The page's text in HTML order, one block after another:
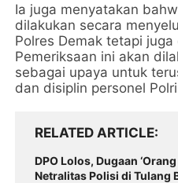
Ia juga menyatakan
dilakukan secara
Polres Demak tetapi
Pemeriksaan ini akan
sebagai upaya untuk
dan disiplin personel
RELATED ARTICLE
DPO Lolos, Dugaan
Netralitas Polisi di Tulang